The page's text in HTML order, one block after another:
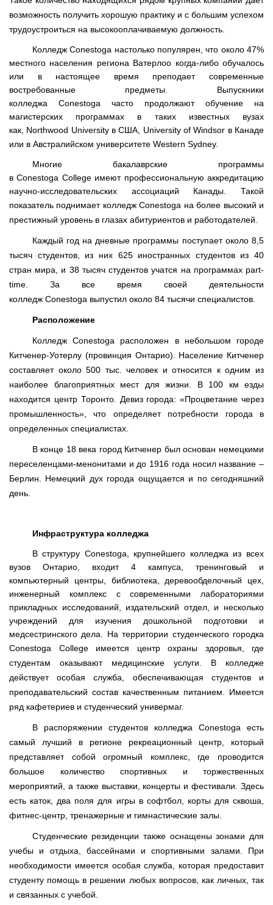
возможность получить хорошую практику и с большим успехом
трудоустроиться на высокооплачиваемую должность.
КолледжConestoga настолько популярен, что около 47%
местного населения региона Ватерлоо когда-либо обучалось
или в настоящее время преподает современные
востребованные предметы. Выпускники
колледжа Conestoga
часто продолжают обучение на
магистерских программах в таких известных вузах
как, Northwood University в США, University of Windsor в Канаде
или в Австралийском университете Western Sydney.
Многие бакалаврские программы
вConestoga College имеют профессиональную аккредитацию
научно-исследовательских ассоциаций Канады. Такой
показатель поднимает колледжConestoga на более высокий и
престижный уровень в глазах абитуриентов и работодателей.
Каждый год на дневные программы поступает около 8,5
тысяч студентов, из них 625 иностранных студентов из 40
стран мира, и 38 тысяч студентов учатся на программах part-
time . За все время своей деятельности
колледж Conestoga выпустил около 84 тысячи специалистов.
Расположение
КолледжConestoga расположен в небольшом городе
Китченер-Уотерлу (провинция Онтарио). Население Китченер
составляет около 500 тыс. человек и относится к одним из
наиболее благоприятных мест для жизни. В 100 км езды
находится центр Торонто. Девиз города: «Процветание через
промышленность», что определяет потребности города в
определенных специалистах.
В конце 18 века город Китченер был основан немецкими
переселенцами-менонитами и до 1916 года носил название –
Берлин. Немецкий дух города ощущается и по сегодняшний
день.
Инфраструктура колледжа
В структуру Conestoga , крупнейшего колледжа из всех
вузов Онтарио, входит 4 кампуса, тренинговый и
компьютерный центры, библиотека, деревообделочный цех,
инженерный комплекс с современными лабораториями
прикладных исследований, издательский отдел, и несколько
учреждений для изучения дошкольной подготовки и
медсестринского дела. На территории студенческого городка
Conestoga
College
имеется центр охраны здоровья, где
студентам оказывают медицинские услуги. В колледже
действует особая служба, обеспечивающая студентов и
преподавательский состав качественным питанием. Имеется
ряд кафетериев и студенческий универмаг.
В распоряжении студентов колледжа Conestoga есть
самый лучший в регионе рекреационный центр, который
представляет собой огромный комплекс, где проводится
большое количество спортивных и торжественных
мероприятий, а также выставки, концерты и фестивали. Здесь
есть каток, два поля для игры в софтбол, корты для сквоша,
фитнес-центр, тренажерные и гимнастические залы.
Студенческие резиденции также оснащены зонами для
учебы и отдыха, бассейнами и спортивными залами. При
необходимости имеется особая служба, которая предоставит
студенту помощь в решении любых вопросов, как личных, так
и связанных с учебой.